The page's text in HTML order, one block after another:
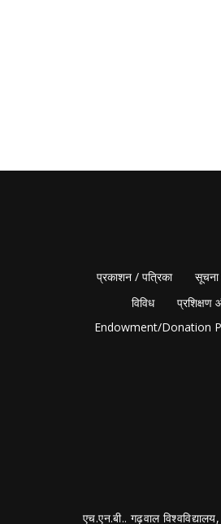
प्रकाशन / पत्रिका सूचना
विविध
प्रशिक्षण
Endowment/Donation
एच.एन.बी.. गढ़वाल